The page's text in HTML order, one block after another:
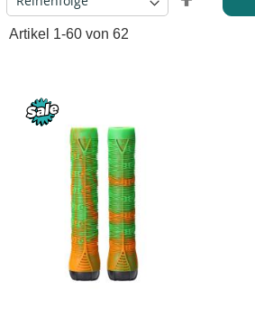
Artikel 1-60 von 62
sortieren